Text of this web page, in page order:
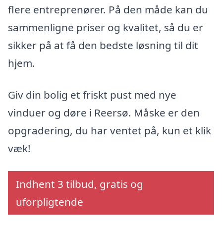
flere entreprenører. På den måde kan du
sammenligne priser og kvalitet, så du er
sikker på at få den bedste løsning til dit
hjem.
Giv din bolig et friskt pust med nye
vinduer og døre i Reersø. Måske er den
opgradering, du har ventet på, kun et klik
væk!
Indhent 3 tilbud, gratis og
uforpligtende